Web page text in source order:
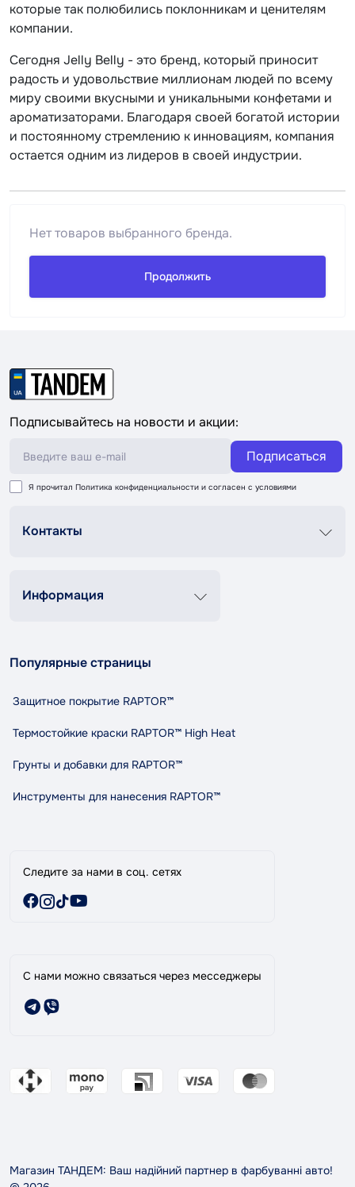
которые так полюбились поклонникам и ценителям
компании.
Сегодня Jelly Belly - это бренд, который приносит
радость и удовольствие миллионам людей по всему
миру своими вкусными и уникальными конфетами и
ароматизаторами. Благодаря своей богатой истории
и постоянному стремлению к инновациям, компания
остается одним из лидеров в своей индустрии.
Нет товаров выбранного бренда.
Продолжить
Подписывайтесь на новости и акции:
Подписаться
Я прочитал Политика конфиденциальности и согласен с условиями
Контакты
Сб-Вс 9:00-18:00
Информация
Доставка и оплата
Политика конфиденциальности
Правила и условия пользования
Индикативный расход RAPTOR
Бренды
Популярные страницы
Защитное покрытие RAPTOR™
Термостойкие краски RAPTOR™ High Heat
Грунты и добавки для RAPTOR™
Инструменты для нанесения RAPTOR™
Следите за нами в соц. сетях
С нами можно связаться через месседжеры
Магазин ТАНДЕМ: Ваш надійний партнер в фарбуванні авто!